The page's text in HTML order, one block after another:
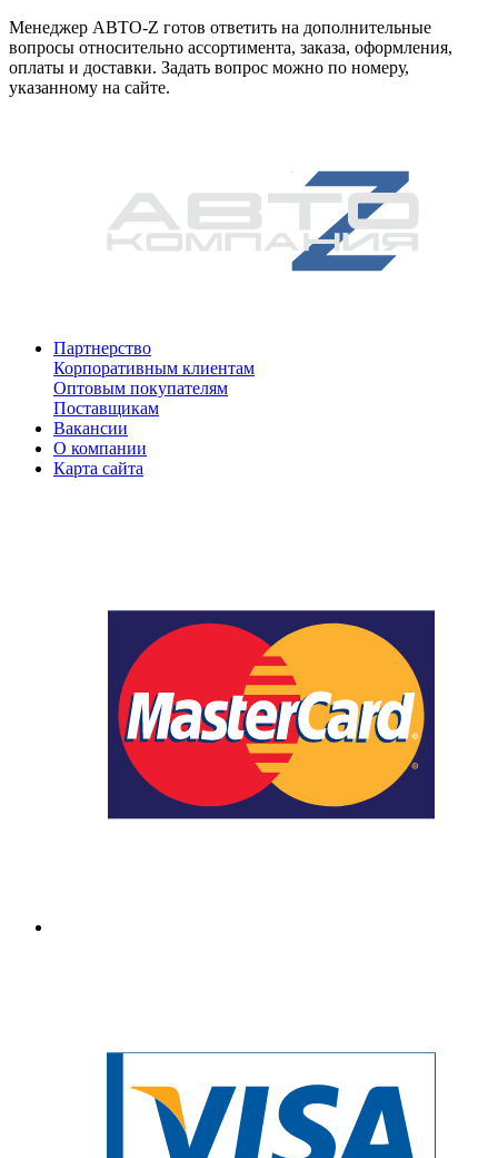
Менеджер АВТО-Z готов ответить на дополнительные
вопросы относительно ассортимента, заказа, оформления,
оплаты и доставки. Задать вопрос можно по номеру,
указанному на сайте.
Партнерство
Корпоративным клиентам
Оптовым покупателям
Поставщикам
Вакансии
О компании
Карта сайта